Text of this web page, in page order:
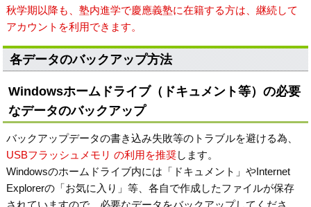
秋学期以降も、塾内進学で慶應義塾に在籍する方は、継続して
アカウントを利用できます。
各データのバックアップ方法
Windowsホームドライブ（ドキュメント等）の必要
なデータのバックアップ
バックアップデータの書き込み失敗等のトラブルを避ける為、
USBフラッシュメモリ の利用を推奨します。
Windowsのホームドライブ内には「ドキュメント」やInternet
Explorerの「お気に入り」等、各自で作成したファイルが保存
されていますので、必要なデータをバックアップしてくださ